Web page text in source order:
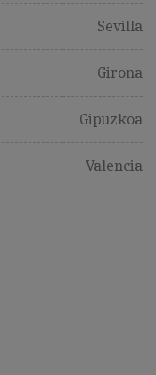
Sevilla
Girona
Gipuzkoa
Valencia